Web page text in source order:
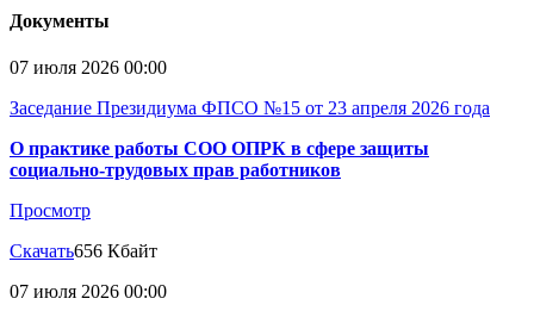
Документы
07 июля 2026 00:00
Заседание Президиума ФПСО №15 от 23 апреля 2026 года
О практике работы СОО ОПРК в сфере защиты
социально-трудовых прав работников
Просмотр
Скачать656 Кбайт
07 июля 2026 00:00